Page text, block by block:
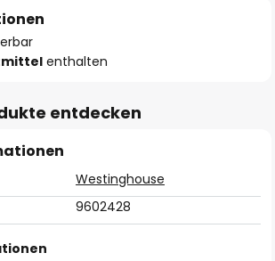
enthalten
entdecken
Westinghouse
9602428